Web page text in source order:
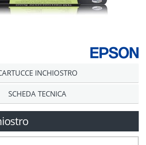
INCHIOSTRO
SCHEDA TECNICA